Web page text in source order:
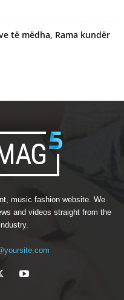
të mëdha, Rama kundër
music fashion website. We
and videos straight from the